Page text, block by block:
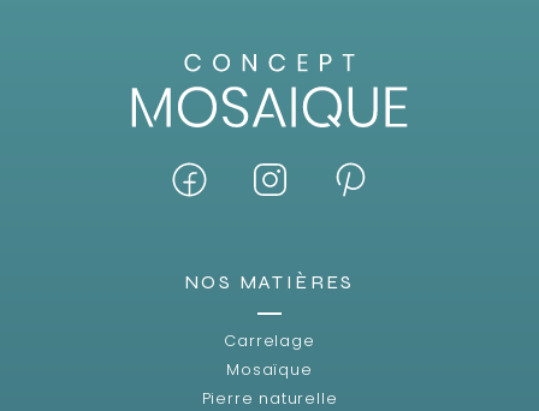
NOS MATIÈRES
Carrelage
Mosaïque
Pierre naturelle